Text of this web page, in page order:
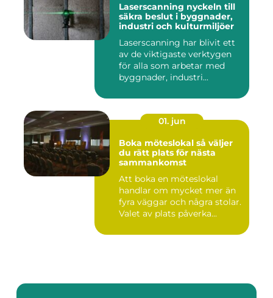
Laserscanning nyckeln till
säkra beslut i byggnader,
industri och kulturmiljöer
Laserscanning har blivit ett
av de viktigaste verktygen
för alla som arbetar med
byggnader, industri...
01. jun
Boka möteslokal så väljer
du rätt plats för nästa
sammankomst
Att boka en möteslokal
handlar om mycket mer än
fyra väggar och några stolar.
Valet av plats påverka...